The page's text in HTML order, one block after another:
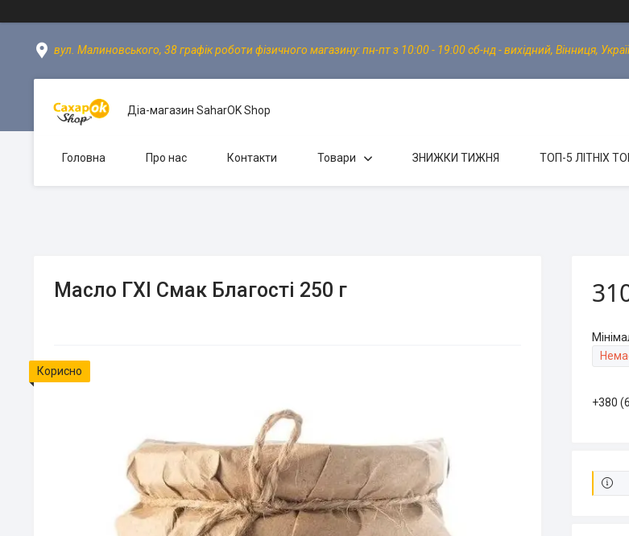
вул. Малиновського, 38 графік роботи фізичного магазину: пн-пт з 10:00 - 19:00 сб-нд - вихідний, Вінниця,
Діа-магазин SaharOK Shop
Головна Про нас Контакти Товари ЗНИЖКИ ТИЖНЯ ТОП-5 ЛІТНІХ
Масло ГХІ Смак Благості 250 г
Корисно
+380